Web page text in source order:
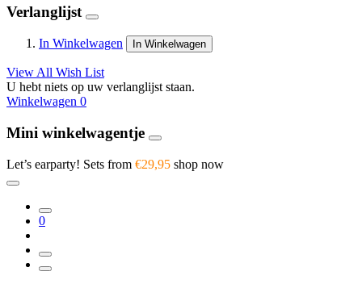
Verlanglijst
In Winkelwagen In Winkelwagen
View All Wish List
U hebt niets op uw verlanglijst staan.
Winkelwagen 0
Mini winkelwagentje
Let’s earparty! Sets from €29,95 shop now
0